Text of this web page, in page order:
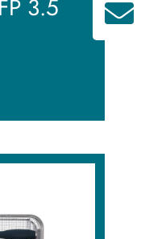
3.5
